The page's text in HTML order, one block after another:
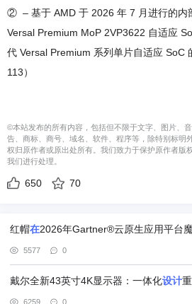
② – 基于 AMD 于 2026 年 7 月进行的内
Versal Premium MoP 2VP3622 自适应
代 Versal Premium 系列单片自适应 SoC
113）
©本站发布的所有内容，包括但不限于文字、图片、
告、商标、商号、域名、软件、程序等，除特别标明
权归原作者或原出处所有。我们致力于保护原作者版
我们进行处理。
650 70
红帽在2026年Gartner®云原生应用平台
5577 0
戴尔全新43英寸4K显示器：一体化设计
6259 0